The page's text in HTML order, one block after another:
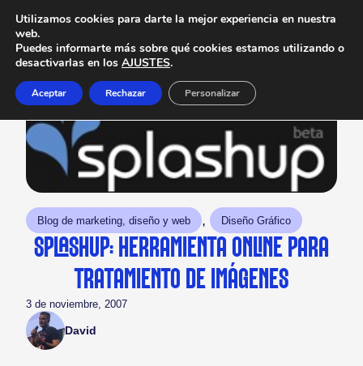
Blog de marketing, diseño y web , Diseño Gráfico
SPLASHUP: HERRAMIENTA ONLINE PARA
TRATAMIENTO DE IMÁGENES
3 de noviembre, 2007
David
Utilizamos cookies para darte la mejor experiencia en nuestra
web.
Puedes informarte más sobre qué cookies estamos utilizando o
desactivarlas en los AJUSTES.
Aceptar Rechazar Personalizar